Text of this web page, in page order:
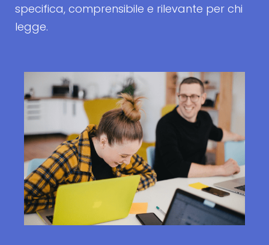
specifica, comprensibile e rilevante per chi
legge.